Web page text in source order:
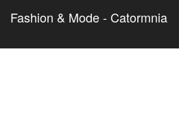
Fashion & Mode - Catormnia